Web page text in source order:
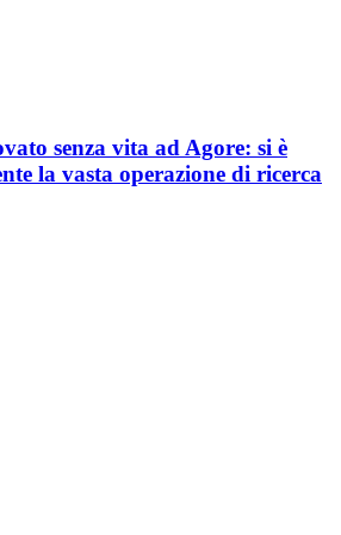
senza vita ad Agore: si è
la vasta operazione di ricerca